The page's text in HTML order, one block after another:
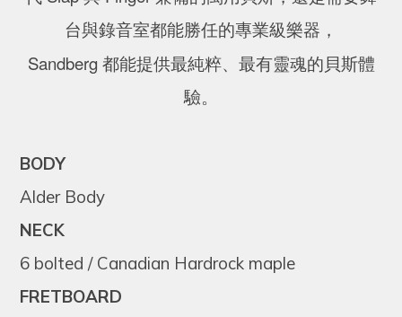
台與錄音室都能勝任的專業級樂器，
Sandberg 都能提供最純粹、最有靈魂的貝斯體
驗。
BODY
Alder Body
NECK
6 bolted / Canadian Hardrock maple
FRETBOARD